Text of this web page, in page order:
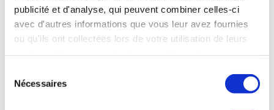
publicité et d'analyse, qui peuvent combiner celles-ci
avec d'autres informations que vous leur avez fournies
ou qu'ils ont collectées lors de votre utilisation de leurs
Nécessaires
ESPACE